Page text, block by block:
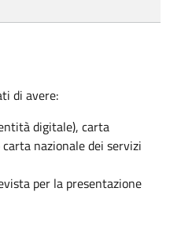
di avere:
digitale), carta
nazionale dei servizi
per la presentazione